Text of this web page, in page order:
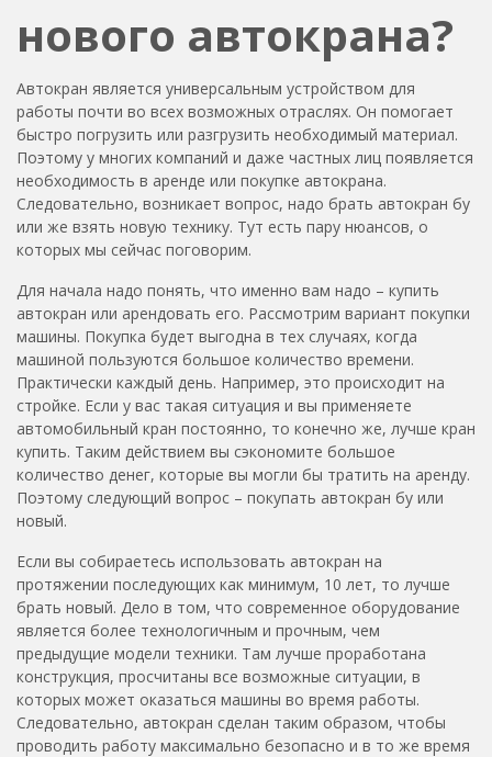
нового автокрана?
Автокран является универсальным устройством для
работы почти во всех возможных отраслях. Он помогает
быстро погрузить или разгрузить необходимый материал.
Поэтому у многих компаний и даже частных лиц появляется
необходимость в аренде или покупке автокрана.
Следовательно, возникает вопрос, надо брать автокран бу
или же взять новую технику. Тут есть пару нюансов, о
которых мы сейчас поговорим.
Для начала надо понять, что именно вам надо – купить
автокран или арендовать его. Рассмотрим вариант покупки
машины. Покупка будет выгодна в тех случаях, когда
машиной пользуются большое количество времени.
Практически каждый день. Например, это происходит на
стройке. Если у вас такая ситуация и вы применяете
автомобильный кран постоянно, то конечно же, лучше кран
купить. Таким действием вы сэкономите большое
количество денег, которые вы могли бы тратить на аренду.
Поэтому следующий вопрос – покупать автокран бу или
новый.
Если вы собираетесь использовать автокран на
протяжении последующих как минимум, 10 лет, то лучше
брать новый. Дело в том, что современное оборудование
является более технологичным и прочным, чем
предыдущие модели техники. Там лучше проработана
конструкция, просчитаны все возможные ситуации, в
которых может оказаться машины во время работы.
Следовательно, автокран сделан таким образом, чтобы
проводить работу максимально безопасно и в то же время